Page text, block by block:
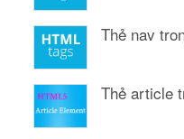
Thẻ nav
Thẻ article